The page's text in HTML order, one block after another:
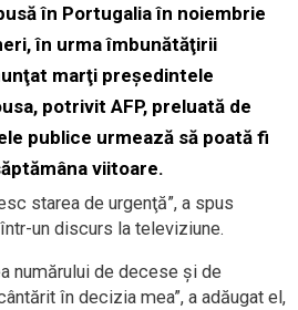
în Portugalia în noiembrie
în urma îmbunătăţirii
marţi președintele
potrivit AFP, preluată de
publice urmează să poată fi
viitoare.
starea de urgenţă”, a spus
un discurs la televiziune.
numărului de decese şi de
în decizia mea”, a adăugat el,